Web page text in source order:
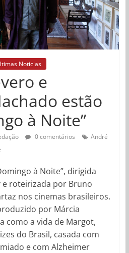
Notícias
e
estão
à Noite”
0 comentários
André
à Noite”, dirigida
e roteirizada por Bruno
nos cinemas brasileiros.
por Márcia
como a vida de Margot,
do Brasil, casada com
e com Alzheimer